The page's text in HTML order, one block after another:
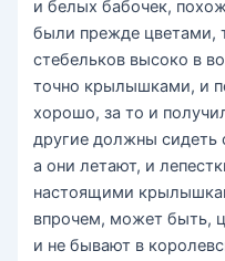
и белых бабочек,
были прежде цветами,
стебельков высоко в
точно крылышками, и
хорошо, за то и
другие должны сидеть
а они летают, и
настоящими
впрочем, может быть,
и не бывают в